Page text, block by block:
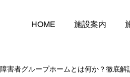
HOME 施設案内
障害者グループホームとは何か？徹底解